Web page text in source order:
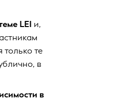
LEI и,
только те
в
в